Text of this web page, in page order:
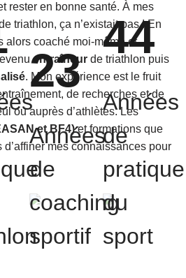
rester en bonne santé. À mes
triathlon, ça n’existait pas ! En
alors coaché moi-même et
entraîneur de triathlon puis
. Mon expérience est le fruit
de recherches et de
ou auprès d’athlètes. Les
et BF4)et formations que
d’affiner mes connaissances pour
23
Années
de
coaching
sportif
44
Années
de
pratique
du
sport